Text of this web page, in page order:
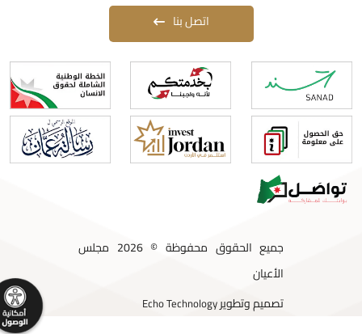
اتصل بنا
جميع الحقوق محفوظة © 2026 مجلس
الأعيان
تصميم وتطويرEcho Technology